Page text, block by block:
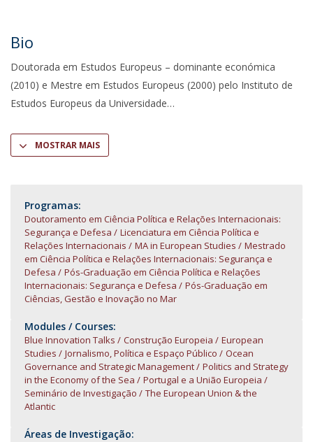
Bio
Doutorada em Estudos Europeus – dominante económica
(2010) e Mestre em Estudos Europeus (2000) pelo Instituto de
Estudos Europeus da Universidade
MOSTRAR MAIS
Programas:
Doutoramento em Ciência Política e Relações Internacionais:
Segurança e Defesa
Licenciatura em Ciência Política e
Relações Internacionais
MA in European Studies
Mestrado
em Ciência Política e Relações Internacionais: Segurança e
Defesa
Pós-Graduação em Ciência Política e Relações
Internacionais: Segurança e Defesa
Pós-Graduação em
Ciências, Gestão e Inovação no Mar
Modules / Courses:
Blue Innovation Talks Construção Europeia
European
Studies
Jornalismo, Política e Espaço Público
Ocean
Governance and Strategic Management
Politics and Strategy
in the Economy of the Sea
Portugal e a União Europeia
Seminário de Investigação
The European Union & the
Atlantic
Áreas de Investigação: